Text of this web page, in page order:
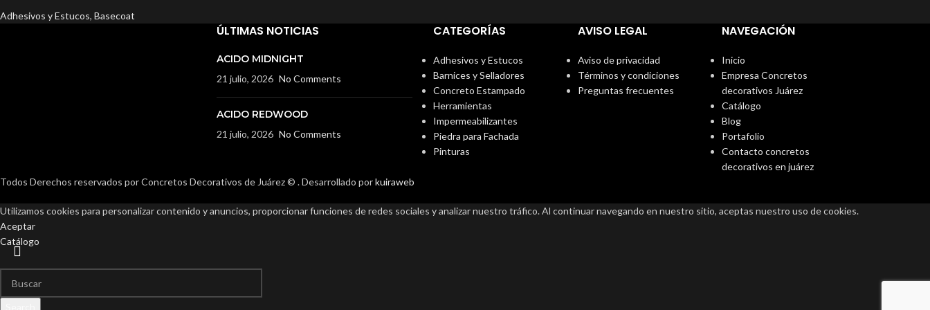
Adhesivos y Estucos, Basecoat
ÚLTIMAS NOTICIAS
ACIDO MIDNIGHT
21 julio, 2026 No Comments
ACIDO REDWOOD
21 julio, 2026 No Comments
CATEGORÍAS
Adhesivos y Estucos
Barnices y Selladores
Concreto Estampado
Herramientas
Impermeabilizantes
Piedra para Fachada
Pinturas
AVISO LEGAL
Aviso de privacidad
Términos y condiciones
Preguntas frecuentes
NAVEGACIÓN
Inicio
Empresa Concretos
decorativos Juárez
Catálogo
Blog
Portafolio
Contacto concretos
decorativos en juárez
Todos Derechos reservados por Concretos Decorativos de Juárez © . Desarrollado porkuiraweb
Utilizamos cookies para personalizar contenido y anuncios, proporcionar funciones de redes sociales y analizar nuestro tráfico. Al continuar navegando en nuestro sitio, aceptas nuestro uso de cookies.
Aceptar
Catálogo